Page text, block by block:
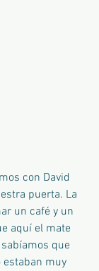
con David
puerta. La
un café y un
aquí el mate
que
estaban muy